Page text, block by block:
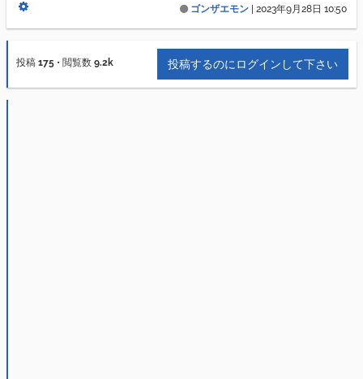
ゴンザエモン 2023年9月28日 10:50
投稿 175 • 閲覧数 9.2k 投稿するのにログインして下さい